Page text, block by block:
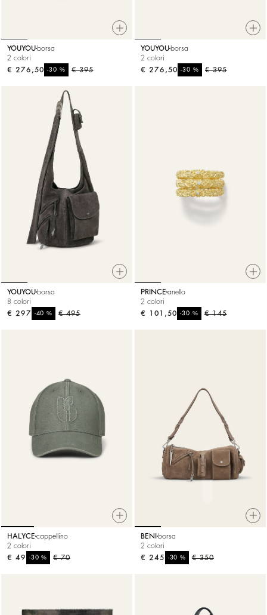
YOUYOU borsa
2 colori
€ 395
-30%
€ 276,50
YOUYOU borsa
2 colori
€ 395
-30%
€ 276,50
YOUYOU borsa
8 colori
€ 495
-40%
€ 297
PRINCE anello
2 colori
€ 145
-30%
€ 101,50
HALYCE cappellino
2 colori
€ 70
-30%
€ 49
BENI borsa
2 colori
€ 350
-30%
€ 245